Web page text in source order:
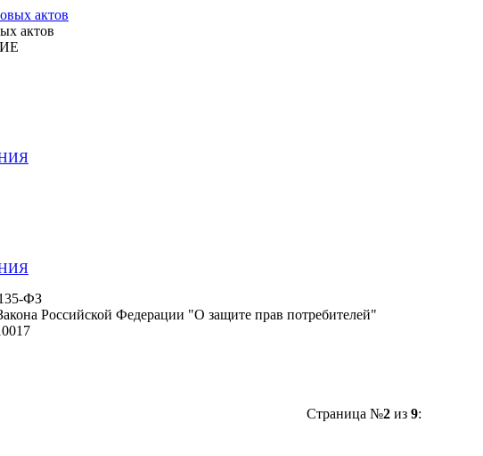
актов
ФЗ
Российской Федерации "О защите прав потребителей"
Страница №2из 9: